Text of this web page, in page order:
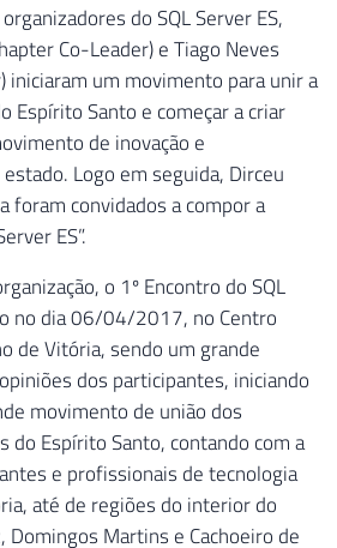
do SQL Server ES,
Co-Leader) e Tiago Neves
iniciaram um movimento para unir a
Espírito Santo e começar a criar
de inovação e
Logo em seguida, Dirceu
foram convidados a compor a
ES”.
o 1º Encontro do SQL
no dia 06/04/2017, no Centro
de Vitória, sendo um grande
dos participantes, iniciando
movimento de união dos
do Espírito Santo, contando com a
e profissionais de tecnologia
até de regiões do interior do
Domingos Martins e Cachoeiro de